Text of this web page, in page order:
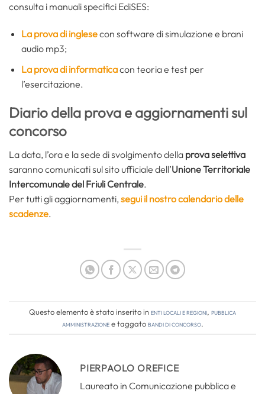
consulta i manuali specifici EdiSES:
La prova di inglesecon software di simulazione e brani
audio mp3;
La prova di informaticacon teoria e test per
l’esercitazione.
Diario della prova e aggiornamenti sul
concorso
La data, l’ora e la sede di svolgimento della prova selettiva
saranno comunicati sul sito ufficiale dell’Unione Territoriale
Intercomunale del Friuli Centrale.
Per tutti gli aggiornamenti,segui il nostro calendario delle
scadenze.
Questo elemento è stato inserito inEnti locali e regioni, Pubblica
amministrazionee taggatobandi di concorso.
PIERPAOLO OREFICE
Laureato in Comunicazione pubblica e